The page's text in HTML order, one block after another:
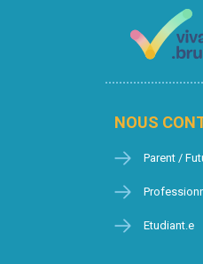
NOUS
Parent /
Etudiant.e